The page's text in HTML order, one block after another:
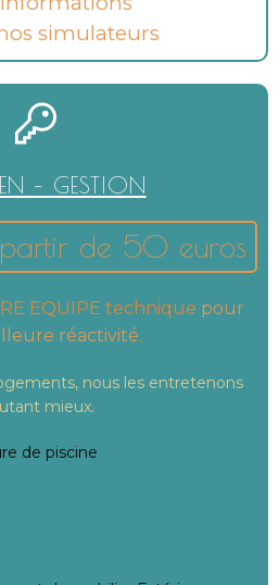
simulateurs
– GESTION
de 50 euros
EQUIPE technique pour
réactivité.
nous les entretenons
mieux.
de piscine